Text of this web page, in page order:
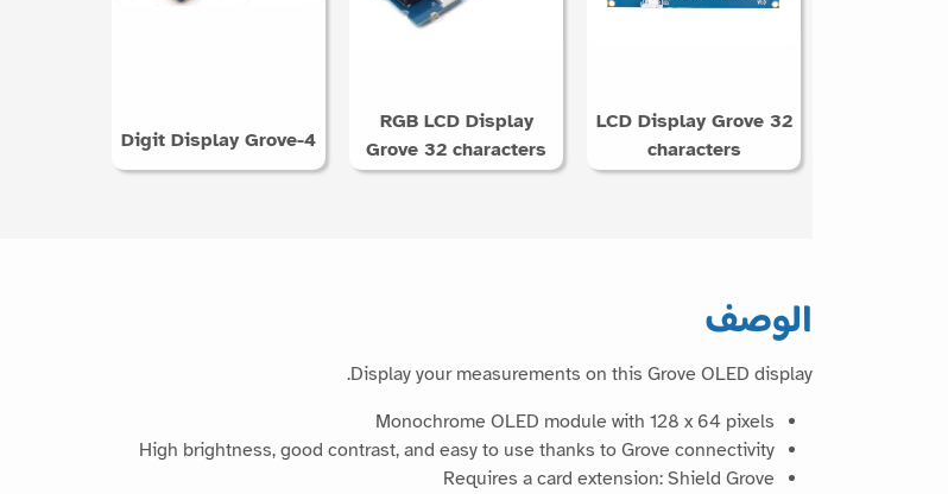
LCD Display Grove 32
characters
RGB LCD Display
Grove 32 characters
4-Digit Display Grove
الوصف
Display your measurements on this Grove OLED display.
Monochrome OLED module with 128 x 64 pixels
High brightness, good contrast, and easy to use thanks to Grove connectivity
Requires a card extension: Shield Grove